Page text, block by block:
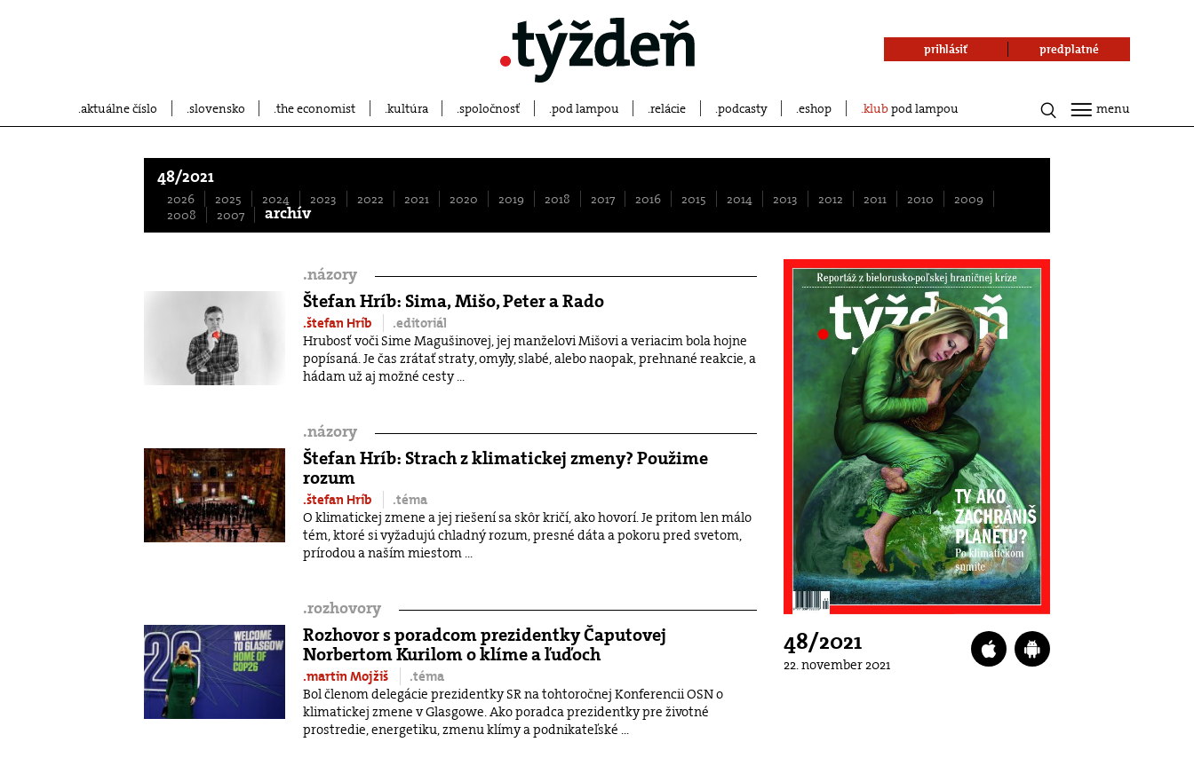
aktuálne číslo slovensko the economist kultúra spoločnosť pod lampou relácie podcasty eshop klubpod lampou
prihlásiť predplatné
menu
48/2021
2026 2025 2024 2023 2022 2021 2020 2019 2018 2017 2016 2015 2014 2013 2012 2011 2010
2009
2008
2007 archív
.názory
Štefan Hríb: Sima, Mišo, Peter a Rado
.štefan Hríb
.editoriál
Hrubosť voči Sime Magušinovej, jej manželovi Mišovi a veriacim bola hojne
popísaná. Je čas zrátať straty, omyly, slabé, alebo naopak, prehnané reakcie, a
hádam už aj možné cesty ...
.názory
Štefan Hríb: Strach z klimatickej zmeny? Použime
rozum
.štefan Hríb
.téma
O klimatickej zmene a jej riešení sa skôr kričí, ako hovorí. Je pritom len málo
tém, ktoré si vyžadujú chladný rozum, presné dáta a pokoru pred svetom,
prírodou a naším miestom ...
.rozhovory
Rozhovor s poradcom prezidentky Čaputovej
Norbertom Kurilom o klíme a ľuďoch
.martin Mojžiš
.téma
Bol členom delegácie prezidentky SR na tohtoročnej Konferencii OSN o
klimatickej zmene v Glasgowe. Ako poradca prezidentky pre životné
prostredie, energetiku, zmenu klímy a podnikateľské ...
48/2021
22. november 2021